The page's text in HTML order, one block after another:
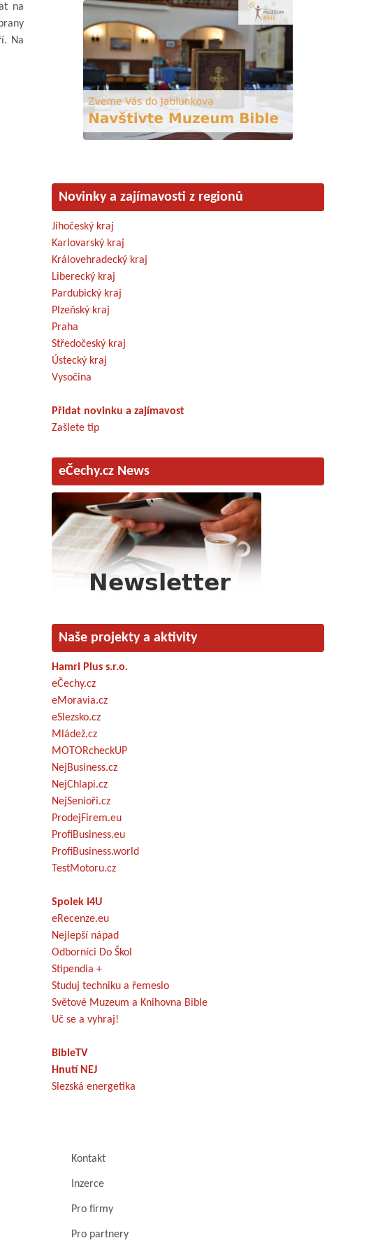
na
Na
Novinky a zajímavosti z regionů
Jihočeský kraj
Karlovarský kraj
Královehradecký kraj
Liberecký kraj
Pardubický kraj
Plzeňský kraj
Praha
Středočeský kraj
Ústecký kraj
Vysočina
Přidat novinku a zajímavost
Zašlete tip
eČechy.cz News
Naše projekty a aktivity
Hamri Plus s.r.o.
eČechy.cz
eMoravia.cz
eSlezsko.cz
Mládež.cz
MOTORcheckUP
NejBusiness.cz
NejChlapi.cz
NejSenioři.cz
ProdejFirem.eu
ProfiBusiness.eu
ProfiBusiness.world
TestMotoru.cz
Spolek I4U
eRecenze.eu
Nejlepší nápad
Odborníci Do Škol
Stipendia +
Studuj techniku a řemeslo
Světové Muzeum a Knihovna Bible
Uč se a vyhraj!
BibleTV
Hnutí NEJ
Slezská energetika
Kontakt
Inzerce
Pro firmy
Pro partnery